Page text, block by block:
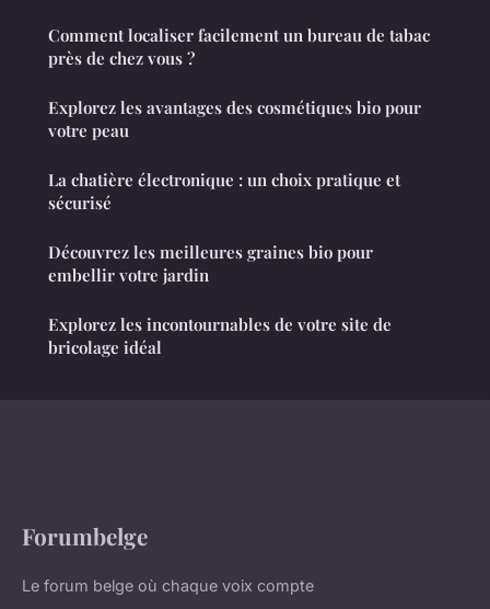
Comment localiser facilement un bureau de tabac
près de chez vous ?
Explorez les avantages des cosmétiques bio pour
votre peau
La chatière électronique : un choix pratique et
sécurisé
Découvrez les meilleures graines bio pour
embellir votre jardin
Explorez les incontournables de votre site de
bricolage idéal
Forumbelge
Le forum belge où chaque voix compte